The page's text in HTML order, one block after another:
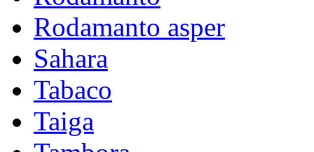
Rodamanto asper
Sahara
Tabaco
Taiga